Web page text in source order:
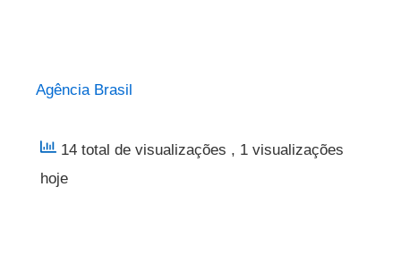
Agência Brasil
14 total de visualizações , 1 visualizações
hoje